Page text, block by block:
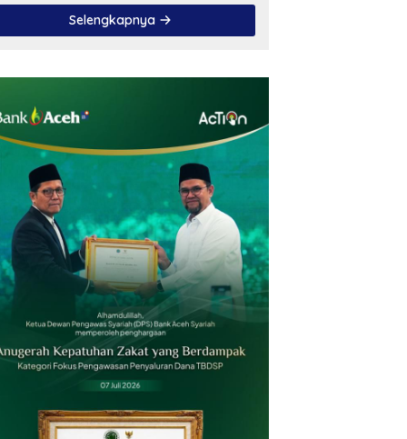
Selengkapnya